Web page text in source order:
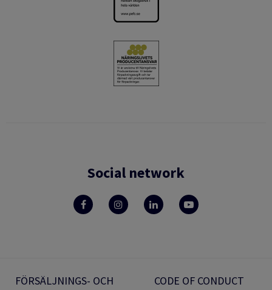
Social network
FÖRSÄLJNINGS- OCH
CODE OF CONDUCT